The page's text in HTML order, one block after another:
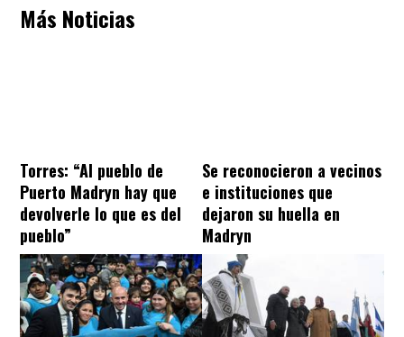
Más Noticias
Torres: “Al pueblo de
Puerto Madryn hay que
devolverle lo que es del
pueblo”
Se reconocieron a vecinos
e instituciones que
dejaron su huella en
Madryn